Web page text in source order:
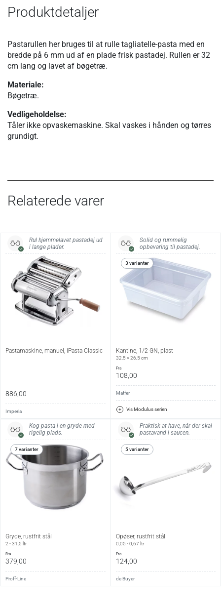
Produktdetaljer
Pastarullen her bruges til at rulle tagliatelle-pasta med en
bredde på 6 mm ud af en plade frisk pastadej. Rullen er 32
cm lang og lavet af bøgetræ.
Materiale:
Bøgetræ.
Vedligeholdelse:
Tåler ikke opvaskemaskine. Skal vaskes i hånden og tørres
grundigt.
Relaterede varer
Rul hjemmelavet pastadej ud
i lange plader.
Pastamaskine, manuel, iPasta Classic
886,00
Imperia
Solid og rummelig
opbevaring til pastadej.
3 varianter
Kantine, 1/2 GN, plast
32,5 × 26,5 cm
fra
108,00
Matfer
Vis Modulus serien
Kog pasta i en gryde med
rigelig plads.
7 varianter
Gryde, rustfrit stål
2 - 31,5 ltr
fra
379,00
Proff-Line
Praktisk at have, når der skal
pastavand i saucen.
5 varianter
Opøser, rustfrit stål
0,05 - 0,67 ltr
fra
124,00
de Buyer